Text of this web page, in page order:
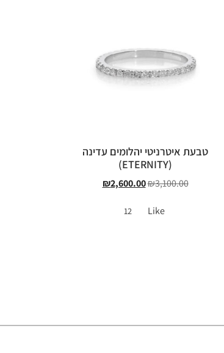
טבעת איטרניטי יהלומים עדינה
(ETERNITY)
₪3,100.00
₪2,600.00
Like
12